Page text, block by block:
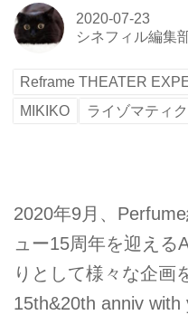
2020-07-23
シネフィル編集
Reframe THEATER
MIKIKO
ライゾマティ
2020年9月、
ュー15周年を迎える
りとして様々な企画
15th&20th anniv with